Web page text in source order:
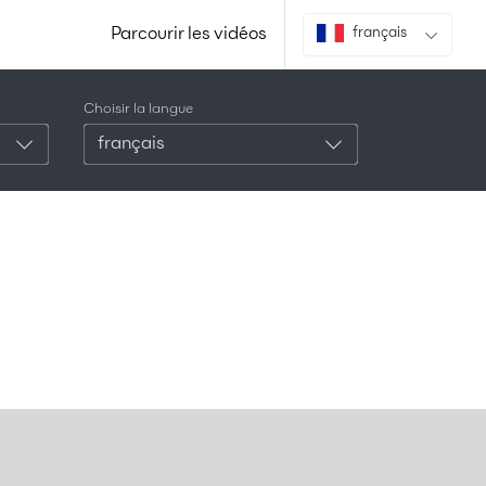
Parcourir les vidéos français
Choisir la langue
français